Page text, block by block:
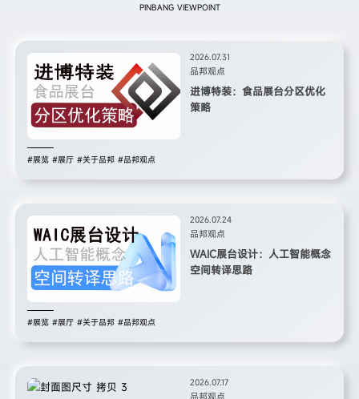
PINBANG VIEWPOINT
2026.07.31
品邦观点
进博特装：食品展台分区优化
策略
#展览 #展厅 #关于品邦 #品邦观点
2026.07.24
品邦观点
WAIC展台设计：人工智能概念
空间转译思路
#展览 #展厅 #关于品邦 #品邦观点
2026.07.17
品邦观点